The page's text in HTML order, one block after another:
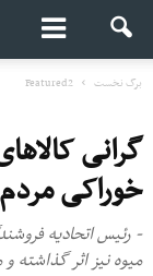
برگ نخست Featured2
گرانی‌
خوراکی
- رئیس اتحادیه
میوه نیز اثر گذاشته